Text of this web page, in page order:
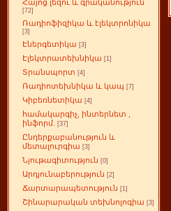
Հայոց լեզու և գրականություն
[72]
Ռադիոֆիզիկա և էլեկտրոնիկա
[3]
Էներգետիկա [3]
Էլեկտրատեխնիկա [1]
Տրանսպորտ [4]
Ռադիոտեխնիկա և կապ [7]
Կիբեռնետիկա [4]
համակարգիչ, ինտերնետ ,
ինֆորմ.
[37]
Ընդերքաբանություն և
մետալուրգիա [3]
Նյութագիտություն [0]
Արդյունաբերություն [2]
Ճարտարապետություն [1]
Շինարարական տեխնոլոգիա [3]